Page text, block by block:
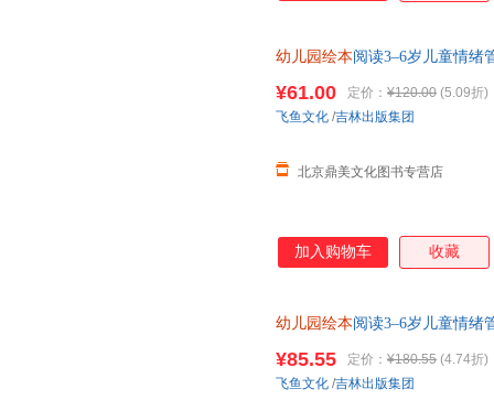
幼儿园绘本阅读3–6岁儿童情绪
¥61.00 定价： ¥120.00 (5.09折)
北京鼎美文化图书专营店
飞鱼文化 /吉林出版集团
加入购物车 收藏
幼儿园绘本阅读3–6岁儿童情绪
¥85.55 定价： ¥180.55 (4.74折)
飞鱼文化 /吉林出版集团